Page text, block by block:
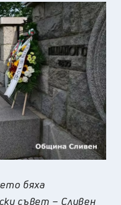
бяха
съвет – Сливен